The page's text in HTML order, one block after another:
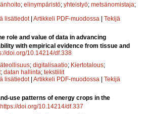
; elinympäristö; yhteistyö; metsänomistaja;
lisätiedot | Artikkeli PDF-muodossa | Tekijä
role and value of data in advancing
with empirical evidence from tissue and
doi.org/10.14214/df.338
; digitalisaatio; Kiertotalous;
; datan hallinta; tekstiilit
lisätiedot | Artikkeli PDF-muodossa | Tekijä
use patterns of energy crops in the
https://doi.org/10.14214/df.337